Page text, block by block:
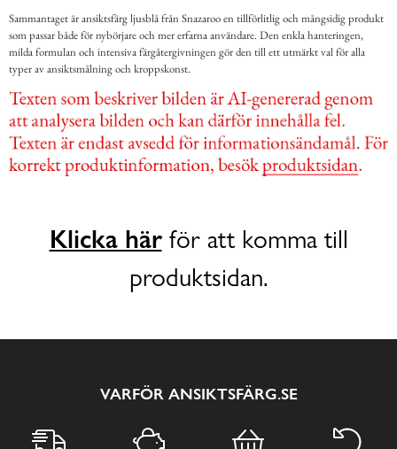
Sammantaget är ansiktsfärg ljusblå från Snazaroo en tillförlitlig och mångsidig produkt
som passar både för nybörjare och mer erfarna användare. Den enkla hanteringen,
milda formulan och intensiva färgåtergivningen gör den till ett utmärkt val för alla
typer av ansiktsmålning och kroppskonst.
Klicka härför att komma till
produktsidan.
VARFÖR ANSIKTSFÄRG.SE